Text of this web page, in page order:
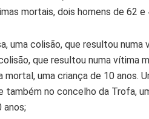
mortais, dois homens de 62 e
uma colisão, que resultou numa
que resultou numa vítima
uma criança de 10 anos.
também no concelho da Trofa,
anos;